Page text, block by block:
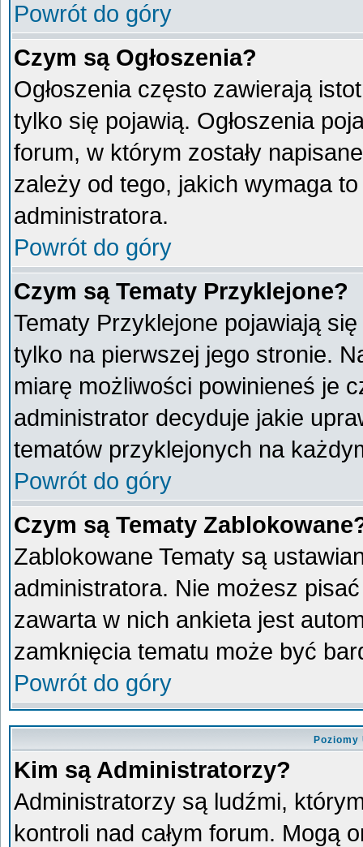
Powrót do góry
Czym są Ogłoszenia?
Ogłoszenia często zawierają
tylko się pojawią. Ogłoszenia
forum, w którym zostały
zależy od tego, jakich wymaga
administratora.
Powrót do góry
Czym są Tematy Przyklejone?
Tematy Przyklejone pojawiają
tylko na pierwszej jego stronie.
miarę możliwości powinieneś je
administrator decyduje jakie
tematów przyklejonych na
Powrót do góry
Czym są Tematy
Zablokowane Tematy są
administratora. Nie możesz
zawarta w nich ankieta jest
zamknięcia tematu może być
Powrót do góry
Kim są Administratorzy?
Administratorzy są ludźmi,
kontroli nad całym forum. Mogą